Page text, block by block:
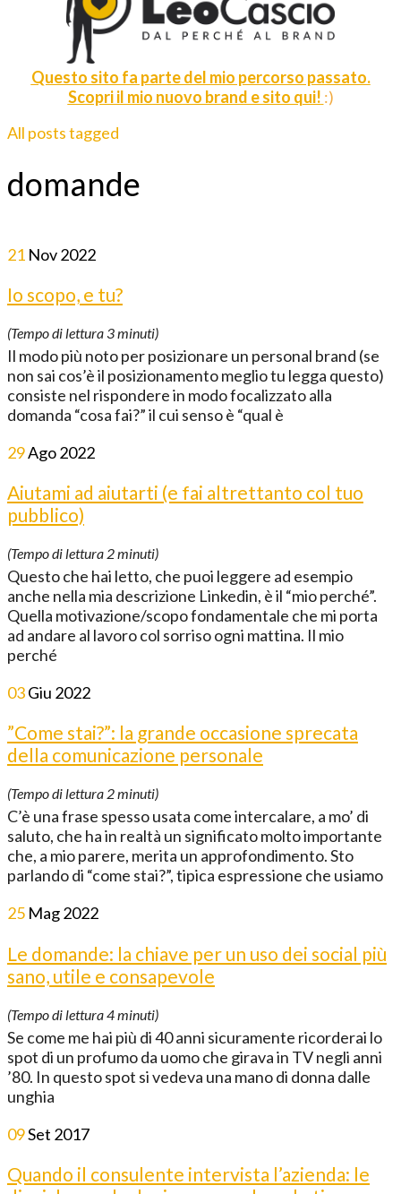
Questo sito fa parte del mio percorso passato.
Scopri il mio nuovo brand e sito qui! :)
All posts tagged
domande
21 Nov2022
Io scopo, e tu?
(Tempo di lettura 3minuti)
Il modo più noto per posizionare un personal brand (se
non sai cos’è il posizionamento meglio tu legga questo)
consiste nel rispondere in modo focalizzato alla
domanda “cosa fai?” il cui senso è “qual è
29Ago2022
Aiutami ad aiutarti (e fai altrettanto col tuo
pubblico)
(Tempo di lettura 2minuti)
Questo che hai letto, che puoi leggere ad esempio
anche nella mia descrizione Linkedin, è il “mio perché”.
Quella motivazione/scopo fondamentale che mi porta
ad andare al lavoro col sorriso ogni mattina. Il mio
perché
03Giu 2022
”Come stai?”: la grande occasione sprecata
della comunicazione personale
(Tempo di lettura 2minuti)
C’è una frase spesso usata come intercalare, a mo’ di
saluto, che ha in realtà un significato molto importante
che, a mio parere, merita un approfondimento. Sto
parlando di “come stai?”, tipica espressione che usiamo
25 Mag2022
Le domande: la chiave per un uso dei social più
sano, utile e consapevole
(Tempo di lettura4minuti)
Se come me hai più di 40 anni sicuramente ricorderai lo
spot di un profumo da uomo che girava in TV negli anni
’80. In questo spot si vedeva una mano di donna dalle
unghia
09Set 2017
Quando il consulente intervista l’azienda: le